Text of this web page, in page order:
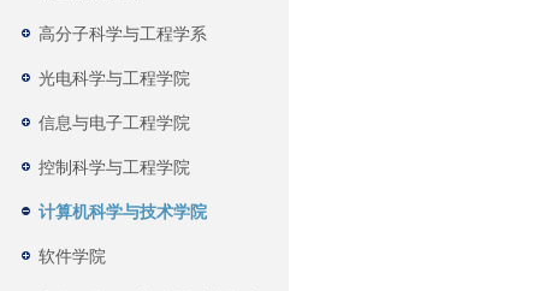
高分子科学与工程学系
光电科学与工程学院
信息与电子工程学院
控制科学与工程学院
计算机科学与技术学院
软件学院